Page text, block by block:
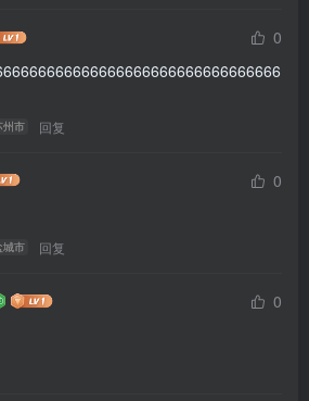
0
州市 回复
0
城市 回复
0